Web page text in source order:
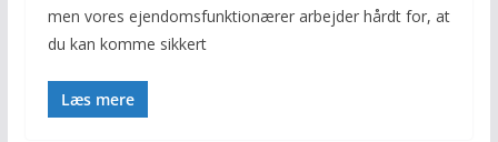
men vores ejendomsfunktionærer arbejder hårdt for, at
du kan komme sikkert
Læs mere